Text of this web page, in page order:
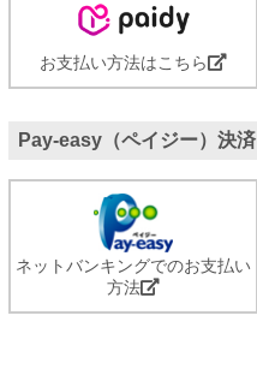
お支払い方法はこちら
Pay-easy（ペイジー）決済
ネットバンキングでのお支払い
方法